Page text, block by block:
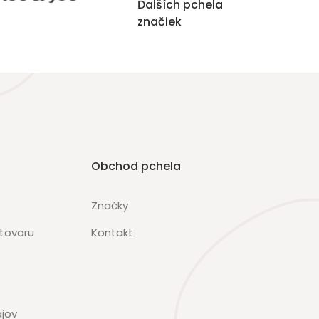
Ďalších pchela
značiek
Obchod pchela
Značky
Kontakt